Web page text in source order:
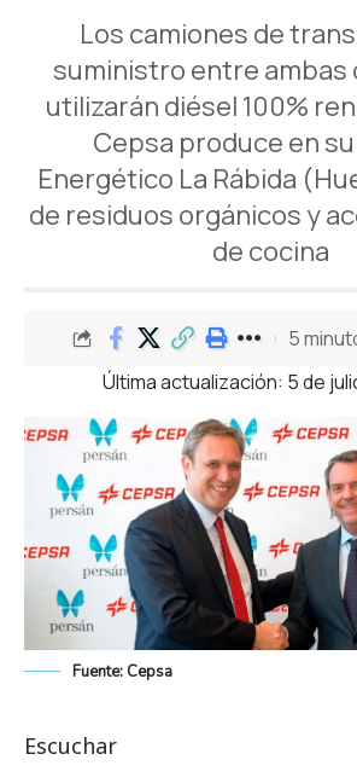
Los camiones de
suministro entre ambas
utilizarán diésel 100%
Cepsa produce en
Energético La Rábida
de residuos orgánicos y
de cocina
Última actualización: 5 de
5
Fuente: Cepsa
Escuchar